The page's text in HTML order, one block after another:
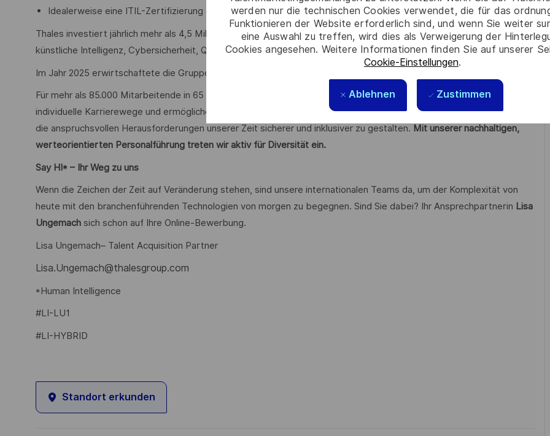
werden nur die technischen Cookies verwendet, die für das
Funktionieren der Website erforderlich sind, und wenn Sie weiter
eine Auswahl zu treffen, wird dies als Verweigerung der
Cookies angesehen. Weitere Informationen finden Sie auf unserer
Cookie-Einstellungen.
Ablehnen Zustimmen
Idealerweise eine ITIL-Zertifizierung oder vergleichbare Kenntnisse im IT-Service-Management
Thales investiert jährlich mehr als 4,5 Milliarden Euro in Forschung und Entwicklung in Schlüsseltechnologien wie
künstliche Intelligenz, Cybersicherheit, Quanten- und Cloud-Technologien.
Im Jahr 2025 erwirtschaftete die Gruppe einen Umsatz von 22,1 Milliarden Euro.
Für mehr als 85.000 Mitarbeitende in 65 Ländern eröffnen wir zukunftsweisende Perspektiven, verwirklichen
individuelle Karrierewege und ermöglichen kreative Freiräume. Dies gelingt durch Mut, Vielfalt und den festen Willen,
die anspruchsvollen Herausforderungen unserer Zeit sicherer und inklusiver zu gestalten. Mit unserer nachhaltigen,
werteorientierten Personalführung treten wir aktiv für Diversität ein.
Say HI* – Ihr Weg zu uns
Wenn die Zeichen der Zeit auf Veränderung stehen, sind unsere internationalen Teams da, um der Komplexität von
heute mit den branchenführenden Technologien von morgen zu begegnen. Sind Sie dabei? Ihr Ansprechpartnerin Lisa
Ungemach sich schon auf Ihre Online-Bewerbung.
Lisa Ungemach– Talent Acquisition Partner
Lisa.Ungemach@thalesgroup.com
*Human Intelligence
#LI-LU1
#LI-HYBRID
Standort erkunden